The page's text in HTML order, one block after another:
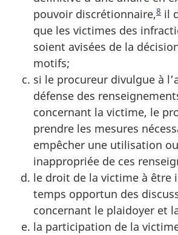
pouvoir discrétionnaire,8 il
que les victimes des
soient avisées de la
motifs;
si le procureur divulgue à
défense des
concernant la victime, le
prendre les mesures
empêcher une utilisation
inappropriée de ces
le droit de la victime à être
temps opportun des
concernant le plaidoyer et
la participation de la